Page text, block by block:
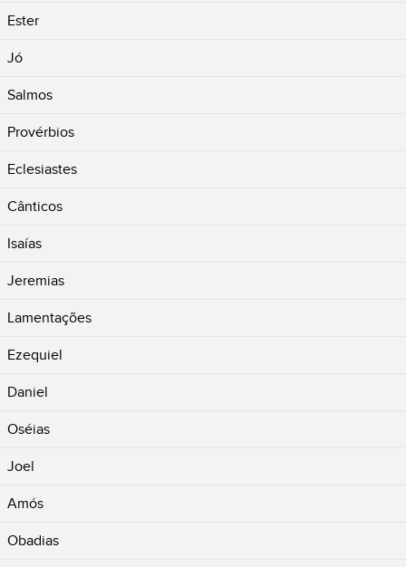
Ester
Jó
Salmos
Provérbios
Eclesiastes
Cânticos
Isaías
Jeremias
Lamentações
Ezequiel
Daniel
Oséias
Joel
Amós
Obadias